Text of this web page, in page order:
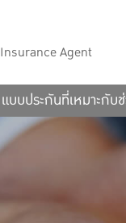
Insurance Agent
แบบประกันที่เหมาะกับ